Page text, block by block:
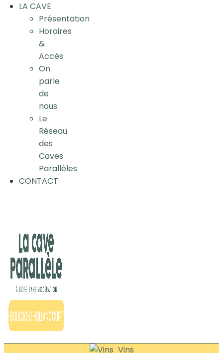
LA CAVE
Présentation
Horaires
&
Accès
On
parle
de
nous
Le
Réseau
des
Caves
Parallèles
CONTACT
Vins